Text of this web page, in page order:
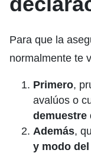
Para que la
normalmente te
Primero,
avalúos o
demuestre
Además,
y modo